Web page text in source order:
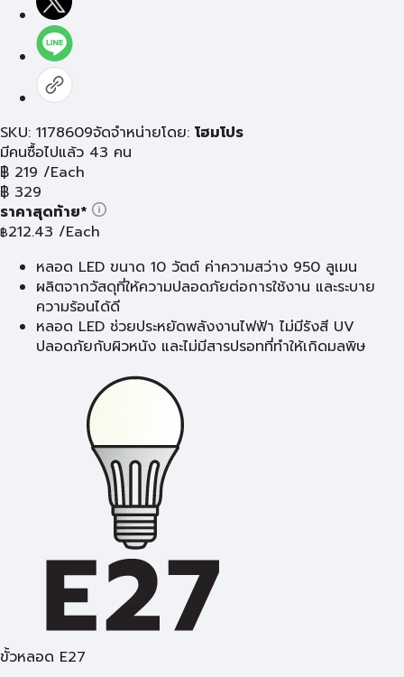
SKU: 1178609จัดจำหน่ายโดย: โฮมโปร
มีคนซื้อไปแล้ว 43 คน
฿ 219 /Each
฿ 329
ราคาสุดท้าย*
฿212.43 /Each
หลอด LED ขนาด 10 วัตต์ ค่าความสว่าง 950 ลูเมน
ผลิตจากวัสดุที่ให้ความปลอดภัยต่อการใช้งาน และระบาย
ความร้อนได้ดี
หลอด LED ช่วยประหยัดพลังงานไฟฟ้า ไม่มีรังสี UV
ปลอดภัยกับผิวหนัง และไม่มีสารปรอทที่ทำให้เกิดมลพิษ
ขั้วหลอด E27